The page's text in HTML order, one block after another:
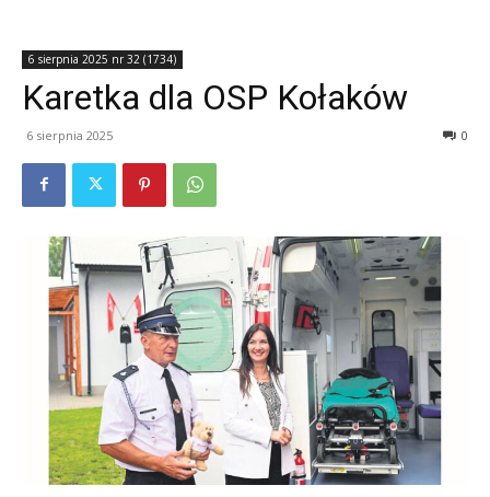
6 sierpnia 2025 nr 32 (1734)
Karetka dla OSP Kołaków
6 sierpnia 2025 0